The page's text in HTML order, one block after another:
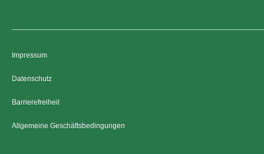
Impressum
Datenschutz
Barrierefreiheit
Allgemeine Geschäftsbedingungen